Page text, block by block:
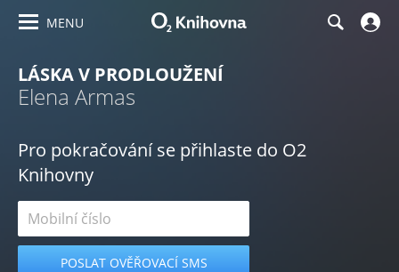
MENU
LÁSKA V PRODLOUŽENÍ
Elena Armas
Pro pokračování se přihlaste do O2
Knihovny